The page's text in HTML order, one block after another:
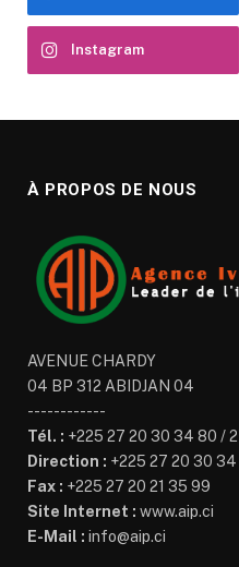
Instagram
À PROPOS DE NOUS
AVENUE CHARDY
04 BP 312 ABIDJAN 04
------------
Tél. : +225 27 20 30 34 80 /
Direction : +225 27 20 30
Fax : +225 27 20 21 35 99
Site Internet : www.aip.ci
E-Mail : info@aip.ci